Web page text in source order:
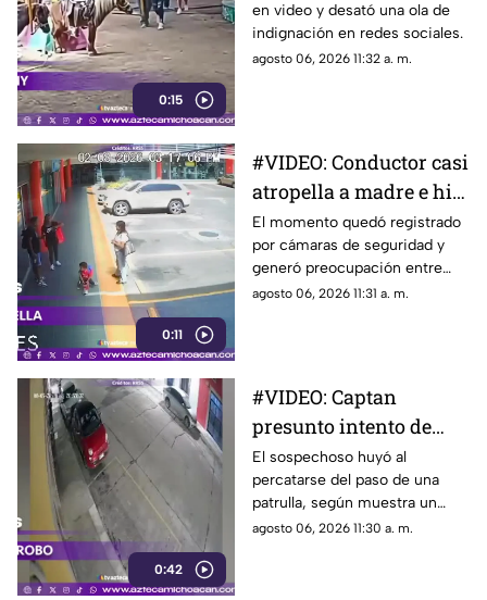
0:15
en video y desató una ola de
indignación en redes sociales.
agosto 06, 2026 11:32 a. m.
0:11
#VIDEO: Conductor casi
atropella a madre e hija
en paso peatonal
El momento quedó registrado
por cámaras de seguridad y
generó preocupación entre
usuarios.
agosto 06, 2026 11:31 a. m.
0:42
#VIDEO: Captan
presunto intento de
robo a una vivienda
El sospechoso huyó al
percatarse del paso de una
patrulla, según muestra un
video difundido en redes.
agosto 06, 2026 11:30 a. m.